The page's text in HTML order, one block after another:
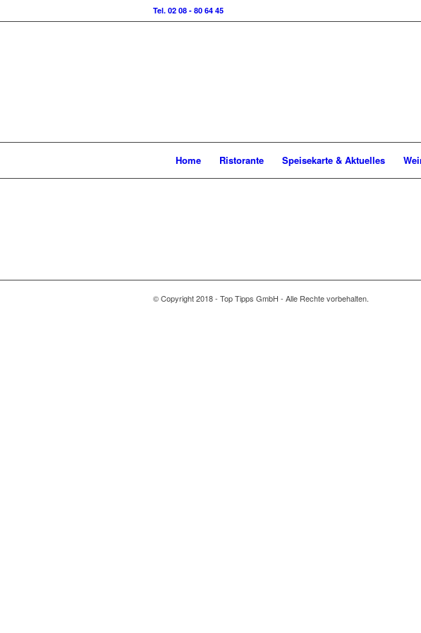
Tel. 02 08 - 80 64 45
Home Ristorante Speisekarte & Aktuelles
© Copyright 2018 - Top Tipps GmbH - Alle Rechte vorbehalten.